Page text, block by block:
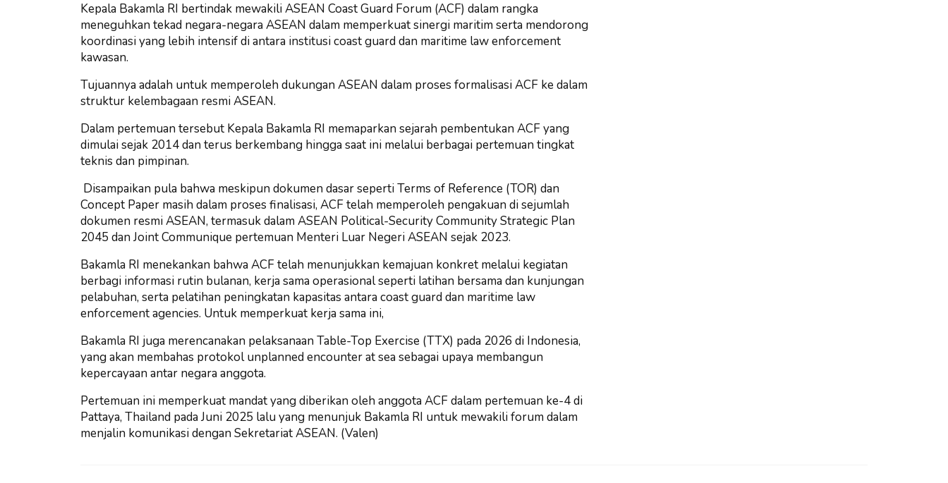
Kepala Bakamla RI bertindak mewakili ASEAN Coast Guard Forum (ACF) dalam rangka
meneguhkan tekad negara-negara ASEAN dalam memperkuat sinergi maritim serta mendorong
koordinasi yang lebih intensif di antara institusi coast guard dan maritime law enforcement
kawasan.
Tujuannya adalah untuk memperoleh dukungan ASEAN dalam proses formalisasi ACF ke dalam
struktur kelembagaan resmi ASEAN.
Dalam pertemuan tersebut Kepala Bakamla RI memaparkan sejarah pembentukan ACF yang
dimulai sejak 2014 dan terus berkembang hingga saat ini melalui berbagai pertemuan tingkat
teknis dan pimpinan.
Disampaikan pula bahwa meskipun dokumen dasar seperti Terms of Reference (TOR) dan
Concept Paper masih dalam proses finalisasi, ACF telah memperoleh pengakuan di sejumlah
dokumen resmi ASEAN, termasuk dalam ASEAN Political-Security Community Strategic Plan
2045 dan Joint Communique pertemuan Menteri Luar Negeri ASEAN sejak 2023.
Bakamla RI menekankan bahwa ACF telah menunjukkan kemajuan konkret melalui kegiatan
berbagi informasi rutin bulanan, kerja sama operasional seperti latihan bersama dan kunjungan
pelabuhan, serta pelatihan peningkatan kapasitas antara coast guard dan maritime law
enforcement agencies. Untuk memperkuat kerja sama ini,
Bakamla RI juga merencanakan pelaksanaan Table-Top Exercise (TTX) pada 2026 di Indonesia,
yang akan membahas protokol unplanned encounter at sea sebagai upaya membangun
kepercayaan antar negara anggota.
Pertemuan ini memperkuat mandat yang diberikan oleh anggota ACF dalam pertemuan ke-4 di
Pattaya, Thailand pada Juni 2025 lalu yang menunjuk Bakamla RI untuk mewakili forum dalam
menjalin komunikasi dengan Sekretariat ASEAN. (Valen)